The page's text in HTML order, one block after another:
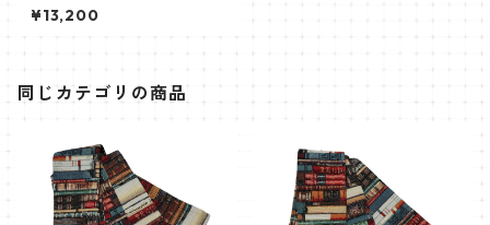
松にイエロー】
¥13,200
同じカテゴリの商品